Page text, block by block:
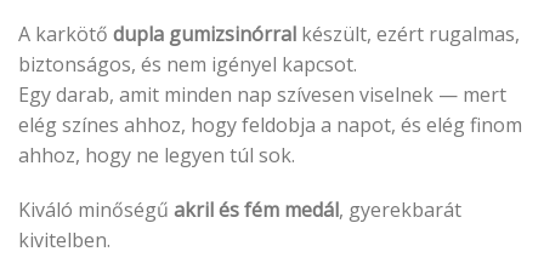
A karkötő dupla gumizsinórral készült, ezért rugalmas,
biztonságos, és nem igényel kapcsot.
Egy darab, amit minden nap szívesen viselnek — mert
elég színes ahhoz, hogy feldobja a napot, és elég finom
ahhoz, hogy ne legyen túl sok.
Kiváló minőségű akril és fém medál, gyerekbarát
kivitelben.